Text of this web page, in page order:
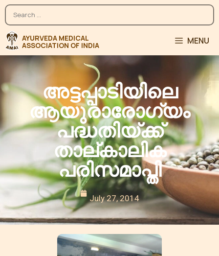
MENU
അട്ടപ്പാടിയിലെ
ആയുരാരോഗ്യം
പദ്ധതിയ്ക്ക്
താല്കാലിക
പരിസമാപ്തി
July 27, 2014